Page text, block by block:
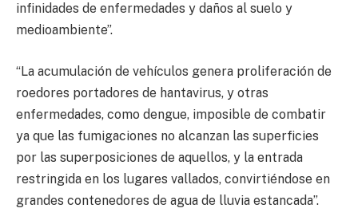
infinidades de enfermedades y daños al suelo y
medioambiente”.
“La acumulación de vehículos genera proliferación de
roedores portadores de hantavirus, y otras
enfermedades, como dengue, imposible de combatir
ya que las fumigaciones no alcanzan las superficies
por las superposiciones de aquellos, y la entrada
restringida en los lugares vallados, convirtiéndose en
grandes contenedores de agua de lluvia estancada”.